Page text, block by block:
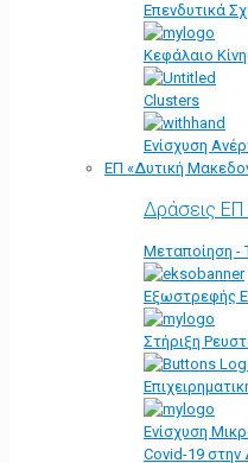
Επενδυτικά
Κεφάλαιο
Clusters
Ενίσχυση
ΕΠ «Δυτική
Δράσεις
Μεταποίηση -
Εξωστρεφής
Στήριξη
Ενίσχυση
Covid-19 στην